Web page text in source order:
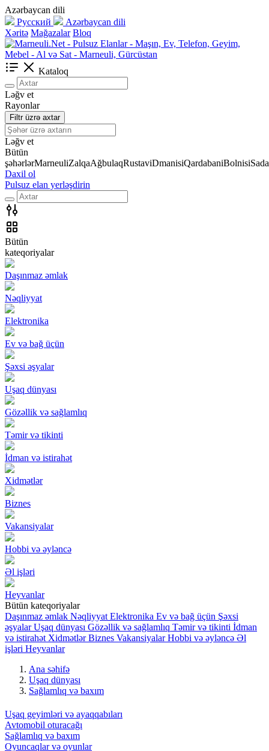
Azərbaycan dili
Русский
Azərbaycan dili
Xəritə Mağazalar Bloq
Kataloq
Ləğv et
Rayonlar
Filtr üzrə axtar
Ləğv et
Bütün
şəhərlərMarneuliZalqaAğbulaqRustaviDmanisiQardabaniBolnisi
Daxil ol
Pulsuz elan yerləşdirin
Bütün
kateqoriyalar
Daşınmaz əmlak
Nəqliyyat
Elektronika
Ev və bağ üçün
Şəxsi əşyalar
Uşaq dünyası
Gözəllik və sağlamlıq
Təmir və tikinti
İdman və istirahət
Xidmətlər
Biznes
Vakansiyalar
Hobbi və əyləncə
Əl işləri
Heyvanlar
Bütün kateqoriyalar
Daşınmaz əmlak Nəqliyyat Elektronika Ev və bağ üçün Şəxsi
əşyalar Uşaq dünyası Gözəllik və sağlamlıq Təmir və tikinti İdman
və istirahət Xidmətlər Biznes Vakansiyalar Hobbi və əyləncə Əl
işləri Heyvanlar
Ana səhifə
Uşaq dünyası
Sağlamlıq və baxım
Uşaq geyimləri və ayaqqabıları
Avtomobil oturacağı
Sağlamlıq və baxım
Oyuncaqlar və oyunlar